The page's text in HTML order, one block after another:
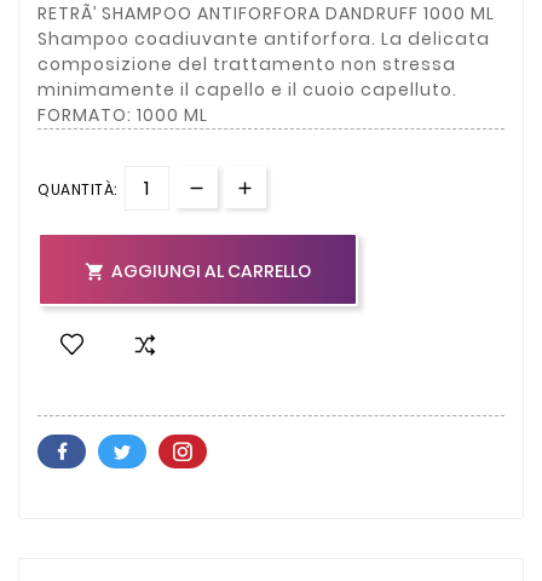
RETRÃ’ SHAMPOO ANTIFORFORA DANDRUFF 1000 ML
Shampoo coadiuvante antiforfora. La delicata
composizione del trattamento non stressa
minimamente il capello e il cuoio capelluto.
FORMATO: 1000 ML
QUANTITÀ:
 AGGIUNGI AL CARRELLO